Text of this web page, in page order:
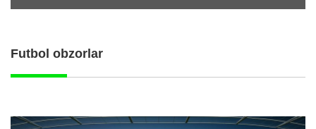
Futbol obzorlar